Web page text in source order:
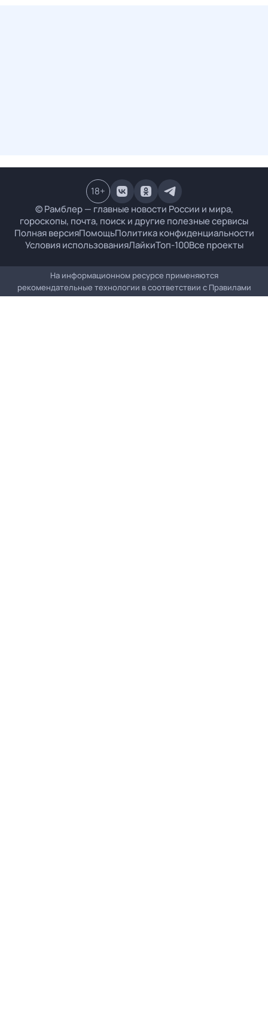
© Рамблер — главные новости России и мира,
гороскопы, почта, поиск и другие полезные сервисы
Полная версияПомощьПолитика конфиденциальности
Условия использованияЛайкиТоп-100Все проекты
18+
На информационном ресурсе применяются
рекомендательные технологии в соответствии с Правилами